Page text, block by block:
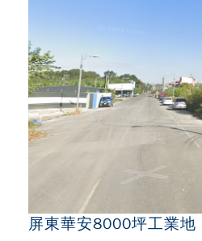
屏東華安8000坪工業地